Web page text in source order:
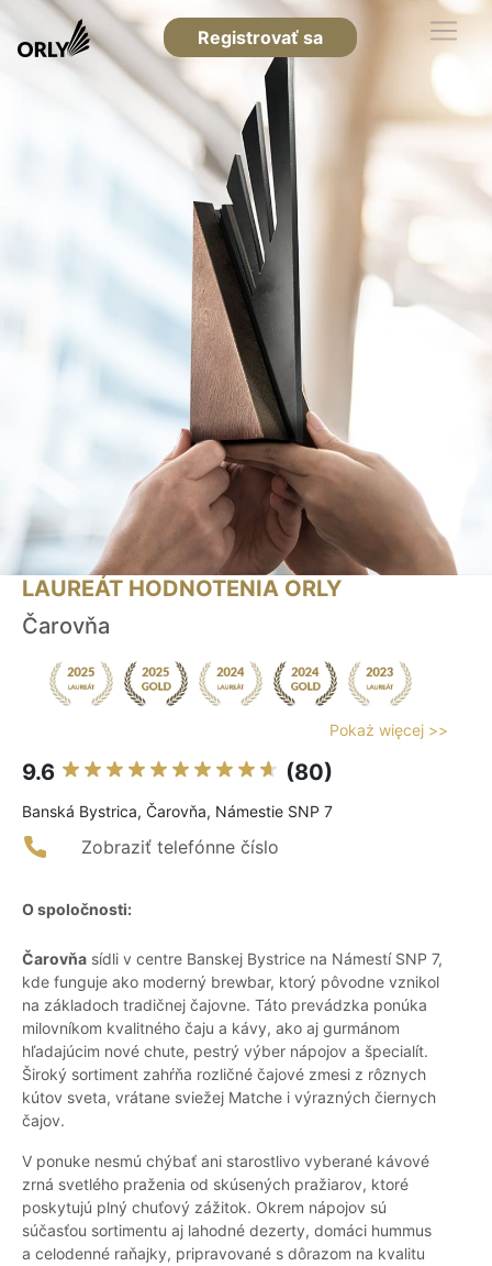
Registrovať sa
LAUREÁT HODNOTENIA ORLY
Čarovňa
Pokaż więcej >>
9.6 (80)
Banská Bystrica, Čarovňa, Námestie SNP 7
Zobraziť telefónne číslo
O spoločnosti:
Čarovňa sídli v centre Banskej Bystrice na Námestí SNP 7,
kde funguje ako moderný brewbar, ktorý pôvodne vznikol
na základoch tradičnej čajovne. Táto prevádzka ponúka
milovníkom kvalitného čaju a kávy, ako aj gurmánom
hľadajúcim nové chute, pestrý výber nápojov a špecialít.
Široký sortiment zahŕňa rozličné čajové zmesi z rôznych
kútov sveta, vrátane sviežej Matche i výrazných čiernych
čajov.
V ponuke nesmú chýbať ani starostlivo vyberané kávové
zrná svetlého praženia od skúsených pražiarov, ktoré
poskytujú plný chuťový zážitok. Okrem nápojov sú
súčasťou sortimentu aj lahodné dezerty, domáci hummus
a celodenné raňajky, pripravované s dôrazom na kvalitu